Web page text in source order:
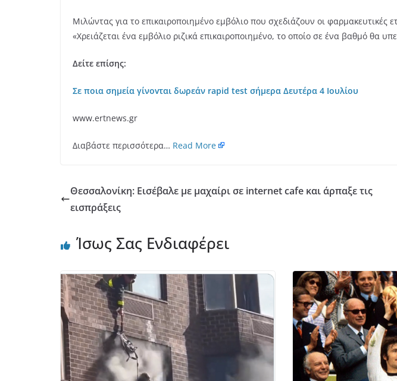
Μιλώντας για το επικαιροποιημένο εμβόλιο που σχεδιάζουν οι
«Χρειάζεται ένα εμβόλιο ριζικά επικαιροποιημένο, το οποίο σε ένα βαθμό θα
Δείτε επίσης:
Σε ποια σημεία γίνοvται δωρεάν rapid test σήμερα Δευτέρα 4 Ιουλίου
www.ertnews.gr
Διαβάστε περισσότερα… Read More
Θεσσαλονίκη: Εισέβαλε με μαχαίρι σε internet cafe και άρπαξε τις
εισπράξεις
Ίσως Σας Ενδιαφέρει